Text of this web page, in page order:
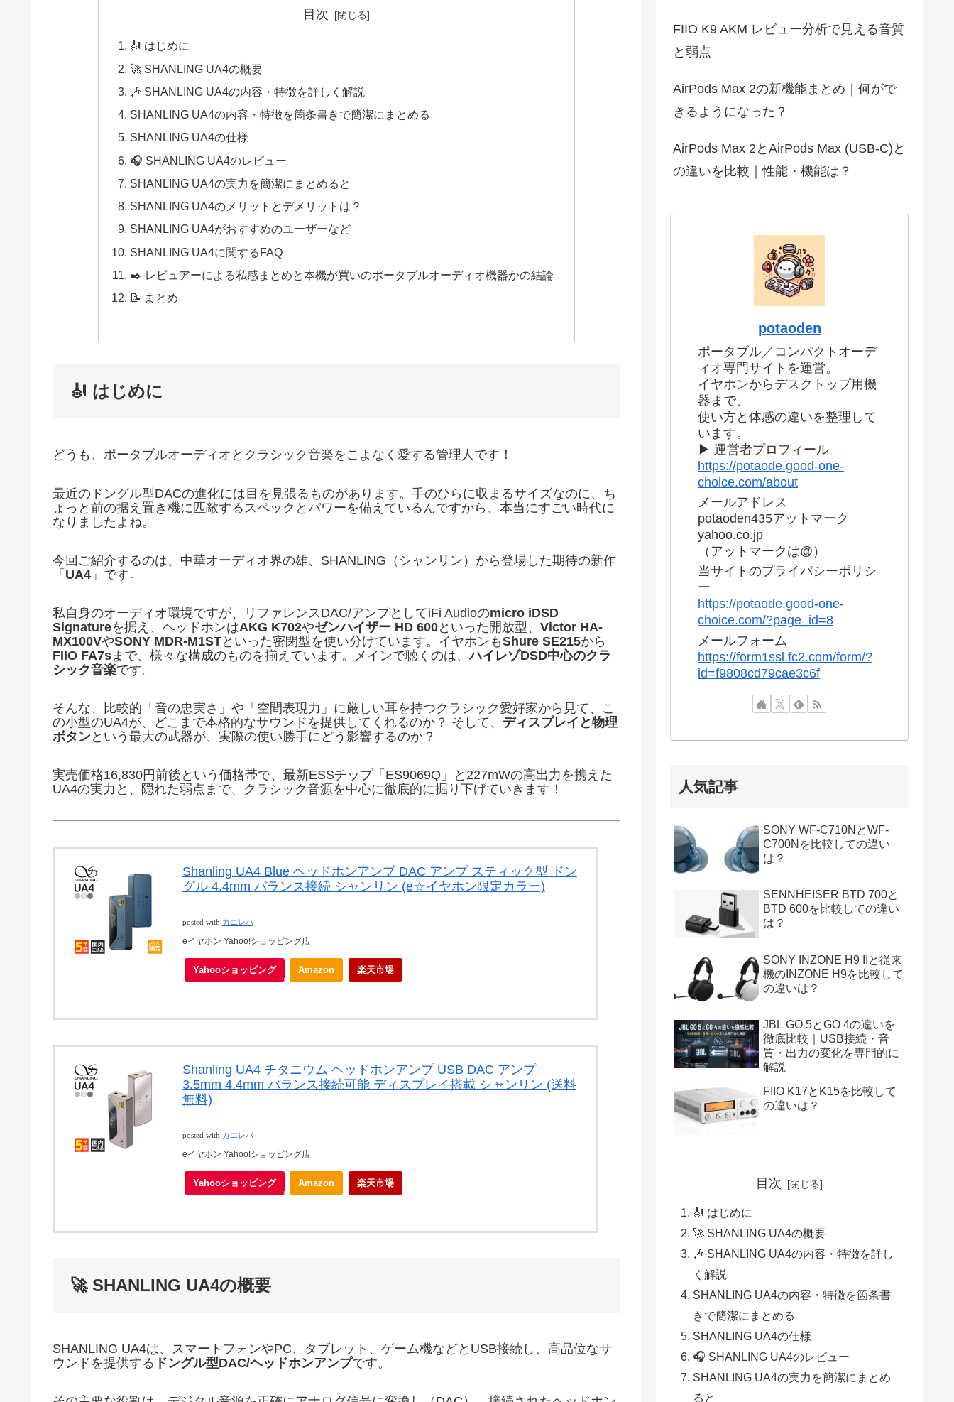
目次
🎻 はじめに
🚀 SHANLING UA4の概要
🎶 SHANLING UA4の内容・特徴を詳しく解説
SHANLING UA4の内容・特徴を箇条書きで簡潔にまとめる
SHANLING UA4の仕様
🎧 SHANLING UA4のレビュー
SHANLING UA4の実力を簡潔にまとめると
SHANLING UA4のメリットとデメリットは？
SHANLING UA4がおすすめのユーザーなど
SHANLING UA4に関するFAQ
✒️ レビュアーによる私感まとめと本機が買いのポータブルオーディオ機器かの結論
📝 まとめ
🎻 はじめに
どうも、ポータブルオーディオとクラシック音楽をこよなく愛する管理人です！
最近のドングル型DACの進化には目を見張るものがあります。手のひらに収まるサイズなのに、ち
ょっと前の据え置き機に匹敵するスペックとパワーを備えているんですから、本当にすごい時代に
なりましたよね。
今回ご紹介するのは、中華オーディオ界の雄、SHANLING（シャンリン）から登場した期待の新作
「 UA4 」です。
私自身のオーディオ環境ですが、リファレンスDAC/アンプとしてiFi Audioのmicro iDSD
Signatureを据え、ヘッドホンはAKG K702やゼンハイザー HD 600といった開放型、 Victor HA-
MX100VやSONY MDR-M1STといった密閉型を使い分けています。イヤホンもShure SE215から
FIIO FA7s まで、様々な構成のものを揃えています。メインで聴くのは、ハイレゾDSD中心のクラ
シック音楽です。
そんな、比較的「音の忠実さ」や「空間表現力」に厳しい耳を持つクラシック愛好家から見て、こ
の小型のUA4が、どこまで本格的なサウンドを提供してくれるのか？ そして、 ディスプレイと物理
ボタンという最大の武器が、実際の使い勝手にどう影響するのか？
実売価格16,830円前後という価格帯で、最新ESSチップ「ES9069Q」と227mWの高出力を携えた
UA4の実力と、隠れた弱点まで、クラシック音源を中心に徹底的に掘り下げていきます！
Shanling UA4 Blue ヘッドホンアンプ DAC アンプ スティック型 ドン
グル 4.4mm バランス接続 シャンリン (e☆イヤホン限定カラー)
posted with カエレバ
eイヤホン Yahoo!ショッピング店
Yahooショッピング Amazon 楽天市場
Shanling UA4 チタニウム ヘッドホンアンプ USB DAC アンプ
3.5mm 4.4mm バランス接続可能 ディスプレイ搭載 シャンリン (送料
無料)
posted with カエレバ
eイヤホン Yahoo!ショッピング店
Yahooショッピング Amazon 楽天市場
🚀 SHANLING UA4の概要
SHANLING UA4は、スマートフォンやPC、タブレット、ゲーム機などとUSB接続し、高品位なサ
ウンドを提供する ドングル型DAC/ヘッドホンアンプです。
FIIO K9 AKM レビュー分析で見える音質
と弱点
AirPods Max 2の新機能まとめ｜何がで
きるようになった？
AirPods Max 2とAirPods Max (USB-C)と
の違いを比較｜性能・機能は？
potaoden
ポータブル／コンパクトオーデ
ィオ専門サイトを運営。
イヤホンからデスクトップ用機
器まで、
使い方と体感の違いを整理して
います。
▶ 運営者プロフィール
https://potaode.good-one-
choice.com/about
メールアドレス
potaoden435アットマーク
yahoo.co.jp
（アットマークは@）
当サイトのプライバシーポリシ
ー
https://potaode.good-one-
choice.com/?page_id=8
メールフォーム
https://form1ssl.fc2.com/form/?
id=f9808cd79cae3c6f
人気記事
SONY WF-C710NとWF-
C700Nを比較しての違い
は？
SENNHEISER BTD 700と
BTD 600を比較しての違い
は？
SONY INZONE H9 IIと従来
機のINZONE H9を比較して
の違いは？
JBL GO 5とGO 4の違いを
徹底比較｜USB接続・音
質・出力の変化を専門的に
解説
FIIO K17とK15を比較して
の違いは？
目次
🎻 はじめに
🚀 SHANLING UA4の概要
🎶 SHANLING UA4の内容・特徴を詳し
く解説
SHANLING UA4の内容・特徴を箇条書
きで簡潔にまとめる
SHANLING UA4の仕様
🎧 SHANLING UA4のレビュー
SHANLING UA4の実力を簡潔にまとめ
ると